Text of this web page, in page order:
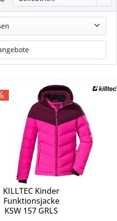
KILLTEC Kinder
Funktionsjacke
KSW 157 GRLS